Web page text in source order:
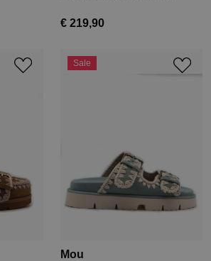
€ 219,90
Sale
Mou